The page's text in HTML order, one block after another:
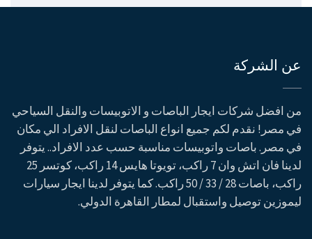
عن الشركة
من افضل شركات ايجار الباصات و الاتوبيسات والنقل السياحي
في مصر! نقدم لكم جميع انواع الباصات لنقل الافراد الي مكان
في مصر. باصات واتوبيسات مناسبة حسب عدد الافراد.. يتوفر
لدينا فان اتش وان 7 راكب، تويوتا هايس 14 راكب، كوتسر 25
راكب، باصات 28 / 33 / 50 راكب. كما يتوفر لدينا ايجار سيارات
ليموزين توصيل واستقبال لمطار القاهرة الدولي.